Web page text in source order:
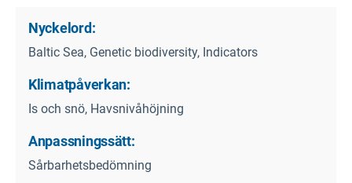
Nyckelord:
Baltic Sea, Genetic biodiversity, Indicators
Klimatpåverkan:
Is och snö, Havsnivåhöjning
Anpassningssätt:
Sårbarhetsbedömning